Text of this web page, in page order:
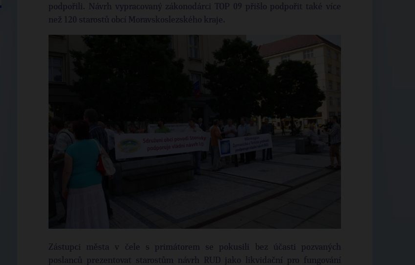
podpořili. Návrh vypracovaný zákonodárci TOP 09 přišlo podpořit také více
než 120 starostů obcí Moravskoslezského kraje.
Zástupci města v čele s primátorem se pokusili bez účasti pozvaných
poslanců prezentovat starostům návrh RUD jako likvidační pro fungování